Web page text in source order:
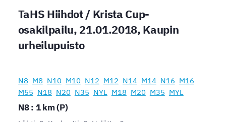
TaHS Hiihdot / Krista Cup-
osakilpailu, 21.01.2018, Kaupin
urheilupuisto
N8 M8 N10 M10 N12 M12 N14 M14 N16 M16
M55 N18 N20 N35 NYL M18 M20 M35 MYL
N8 : 1 km (P)